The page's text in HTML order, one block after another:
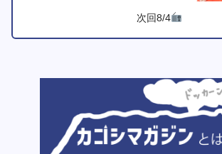
次回8/4